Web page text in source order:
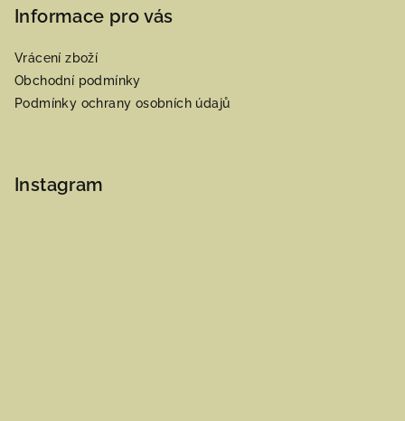
Informace pro vás
Vrácení zboží
Obchodní podmínky
Podmínky ochrany osobních údajů
Instagram